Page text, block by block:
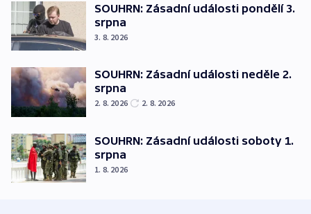
SOUHRN: Zásadní události pondělí 3.
srpna
3. 8. 2026
SOUHRN: Zásadní události neděle 2.
srpna
2. 8. 2026 2. 8. 2026
SOUHRN: Zásadní události soboty 1.
srpna
1. 8. 2026